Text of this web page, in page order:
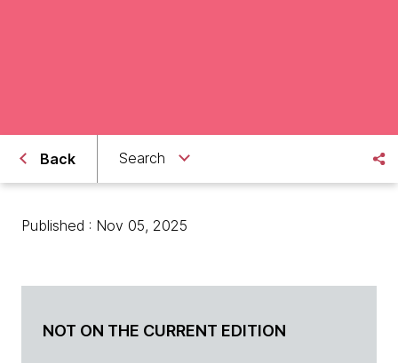
Back Search
Published : Nov 05, 2025
NOT ON THE CURRENT EDITION